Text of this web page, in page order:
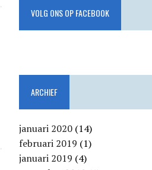
VOLG ONS OP FACEBOOK
ARCHIEF
januari 2020 (14)
februari 2019 (1)
januari 2019 (4)